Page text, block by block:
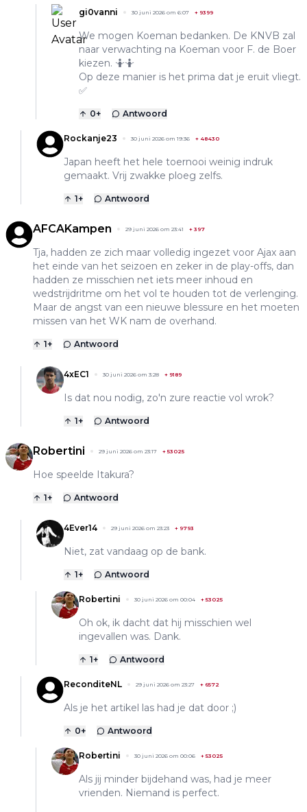
gi0vanni 30 juni 2026 om 6:07 + 9399
We mogen Koeman bedanken. De KNVB zal
naar verwachting na Koeman voor F. de Boer
kiezen. 🤷🤷
Op deze manier is het prima dat je eruit vliegt.
✅️
0+ Antwoord
Rockanje23 30 juni 2026 om 19:36 + 48430
Japan heeft het hele toernooi weinig indruk
gemaakt. Vrij zwakke ploeg zelfs.
1+ Antwoord
AFCAKampen 29 juni 2026 om 23:41 + 397
Tja, hadden ze zich maar volledig ingezet voor Ajax aan
het einde van het seizoen en zeker in de play-offs, dan
hadden ze misschien net iets meer inhoud en
wedstrijdritme om het vol te houden tot de verlenging.
Maar de angst van een nieuwe blessure en het moeten
missen van het WK nam de overhand.
1+ Antwoord
4xEC1 30 juni 2026 om 3:28 + 9189
Is dat nou nodig, zo'n zure reactie vol wrok?
1+ Antwoord
Robertini 29 juni 2026 om 23:17 + 53025
Hoe speelde Itakura?
1+ Antwoord
4Ever14 29 juni 2026 om 23:23 + 9793
Niet, zat vandaag op de bank.
1+ Antwoord
Robertini 30 juni 2026 om 00:04 + 53025
Oh ok, ik dacht dat hij misschien wel
ingevallen was. Dank.
1+ Antwoord
ReconditeNL 29 juni 2026 om 23:27 + 6572
Als je het artikel las had je dat door ;)
0+ Antwoord
Robertini 30 juni 2026 om 00:06 + 53025
Als jij minder bijdehand was, had je meer
vrienden. Niemand is perfect.